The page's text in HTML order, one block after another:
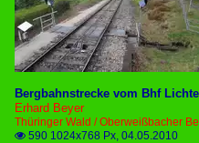
Bergbahnstrecke vom Bhf
Erhard Beyer
Thüringer Wald / Oberweißbacher
 590 1024x768 Px, 04.05.2010